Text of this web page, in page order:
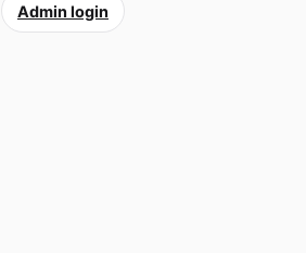
Admin login